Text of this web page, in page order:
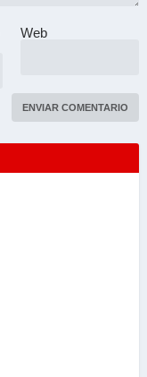
Web